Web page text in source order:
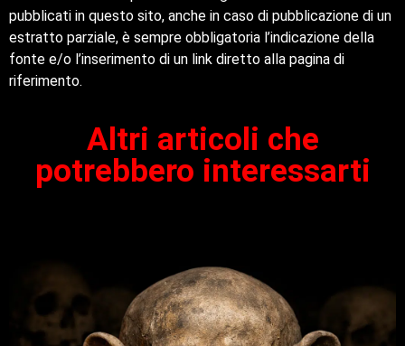
pubblicati in questo sito, anche in caso di pubblicazione di un
estratto parziale, è sempre obbligatoria l’indicazione della
fonte e/o l’inserimento di un link diretto alla pagina di
riferimento.
Altri articoli che
potrebbero interessarti